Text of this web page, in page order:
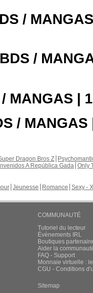
/
/
MANGAS |
/ MANGAS
Dragon Bros Z
A República Gada Only
Jeunesse Romance Sexy -
COMMUNAUTÉ
Tutoriel du lecteur
Évènements IRL
Boutiques
Aider la
FAQ - Support
Monnaie virtuelle :
CGU - Conditions
Sitemap